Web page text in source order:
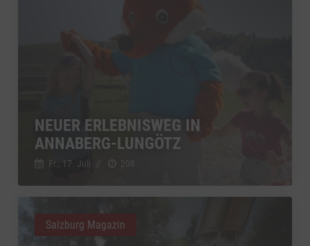
NEUER ERLEBNISWEG IN
ANNABERG-LUNGÖTZ
Fr., 17. Juli 208
Salzburg Magazin